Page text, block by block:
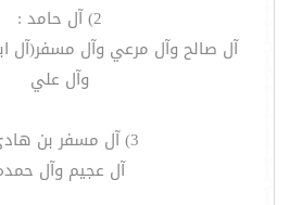
2) آل حامد :
آل صالح وآل مرعي وآل مسفر(آل
وآل علي
3) آل مسفر بن هادي :
آل عجيم وآل